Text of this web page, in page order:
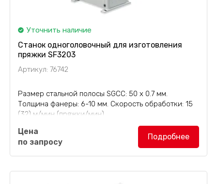
Уточнить наличие
Станок одноголовочный для изготовления
пряжки SF3203
Артикул: 76742
Размер стальной полосы SGCC: 50 х 0.7 мм.
Толщина фанеры: 6-10 мм. Скорость обработки: 15
(32) м/мин (пряжки/мин).
Станок одноголовочный для изготовления
пряжки SF3203
используется для изготовления и
впрессовывания пряжки типа "мама"...
Цена
по запросу
Подробнее